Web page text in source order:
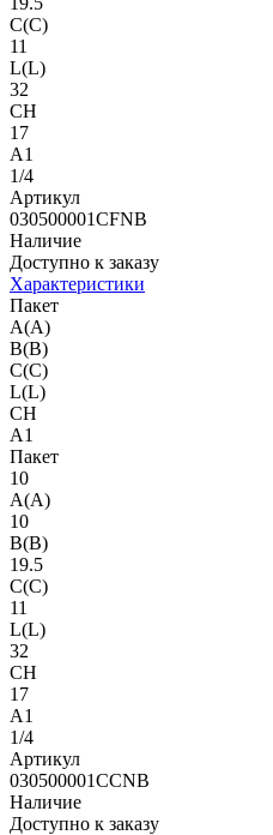
C(C)
11
L(L)
32
CH
17
A1
1/4
Артикул
030500001CFNB
Наличие
Доступно к заказу
Характеристики
Пакет
A(A)
B(B)
C(C)
L(L)
CH
A1
Пакет
10
A(A)
10
B(B)
19.5
C(C)
11
L(L)
32
CH
17
A1
1/4
Артикул
030500001CCNB
Наличие
Доступно к заказу